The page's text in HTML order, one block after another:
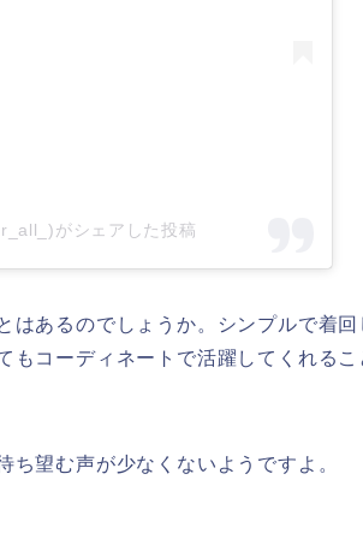
がシェアした投稿
はあるのでしょうか。シンプルで着回
もコーディネートで活躍してくれる
望む声が少なくないようですよ。